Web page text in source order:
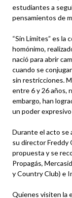
estudiantes a
pensamientos de
“Sin Límites” es la
homónimo,
nació para abrir
cuando se
sin restricciones.
entre 6 y 26 años,
embargo, han
un poder
Durante el acto se
su director Freddy
propuesta y se
Propagás,
y Country Club) e
Quienes visiten la